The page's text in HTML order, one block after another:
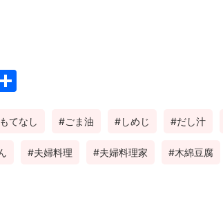
てなし ごま油 しめじ だし汁
夫婦料理 夫婦料理家 木綿豆腐